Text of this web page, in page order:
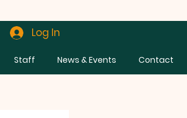
Log In
Staff News & Events Contact